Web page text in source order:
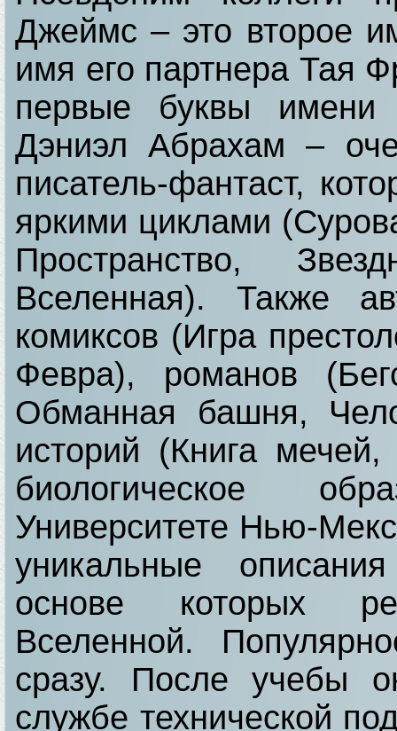
Джеймс – это второе
имя его партнера Тая
первые буквы
Дэниэл Абрахам –
писатель-фантаст,
яркими циклами
Пространство,
Вселенная). Также
комиксов (Игра
Февра), романов
Обманная башня,
историй (Книга
биологическое
Университете Нью-
уникальные
основе которых
Вселенной.
сразу. После учебы
службе технической